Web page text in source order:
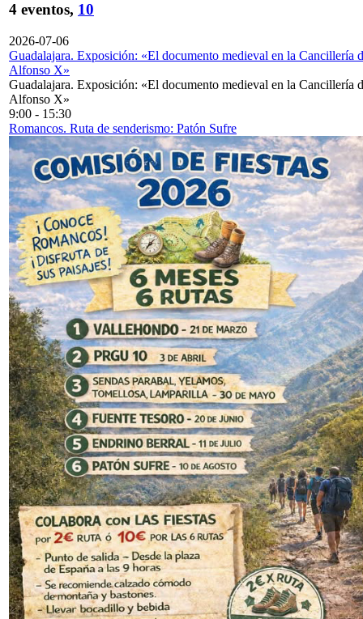
4 eventos, 10
2026-07-06
Guadalajara. Exposición: «El documento medieval en la Cancillería
Alfonso X»
Guadalajara. Exposición: «El documento medieval en la Cancillería
Alfonso X»
9:00 - 15:30
Romancos. Ruta de senderismo: Patón Sufre